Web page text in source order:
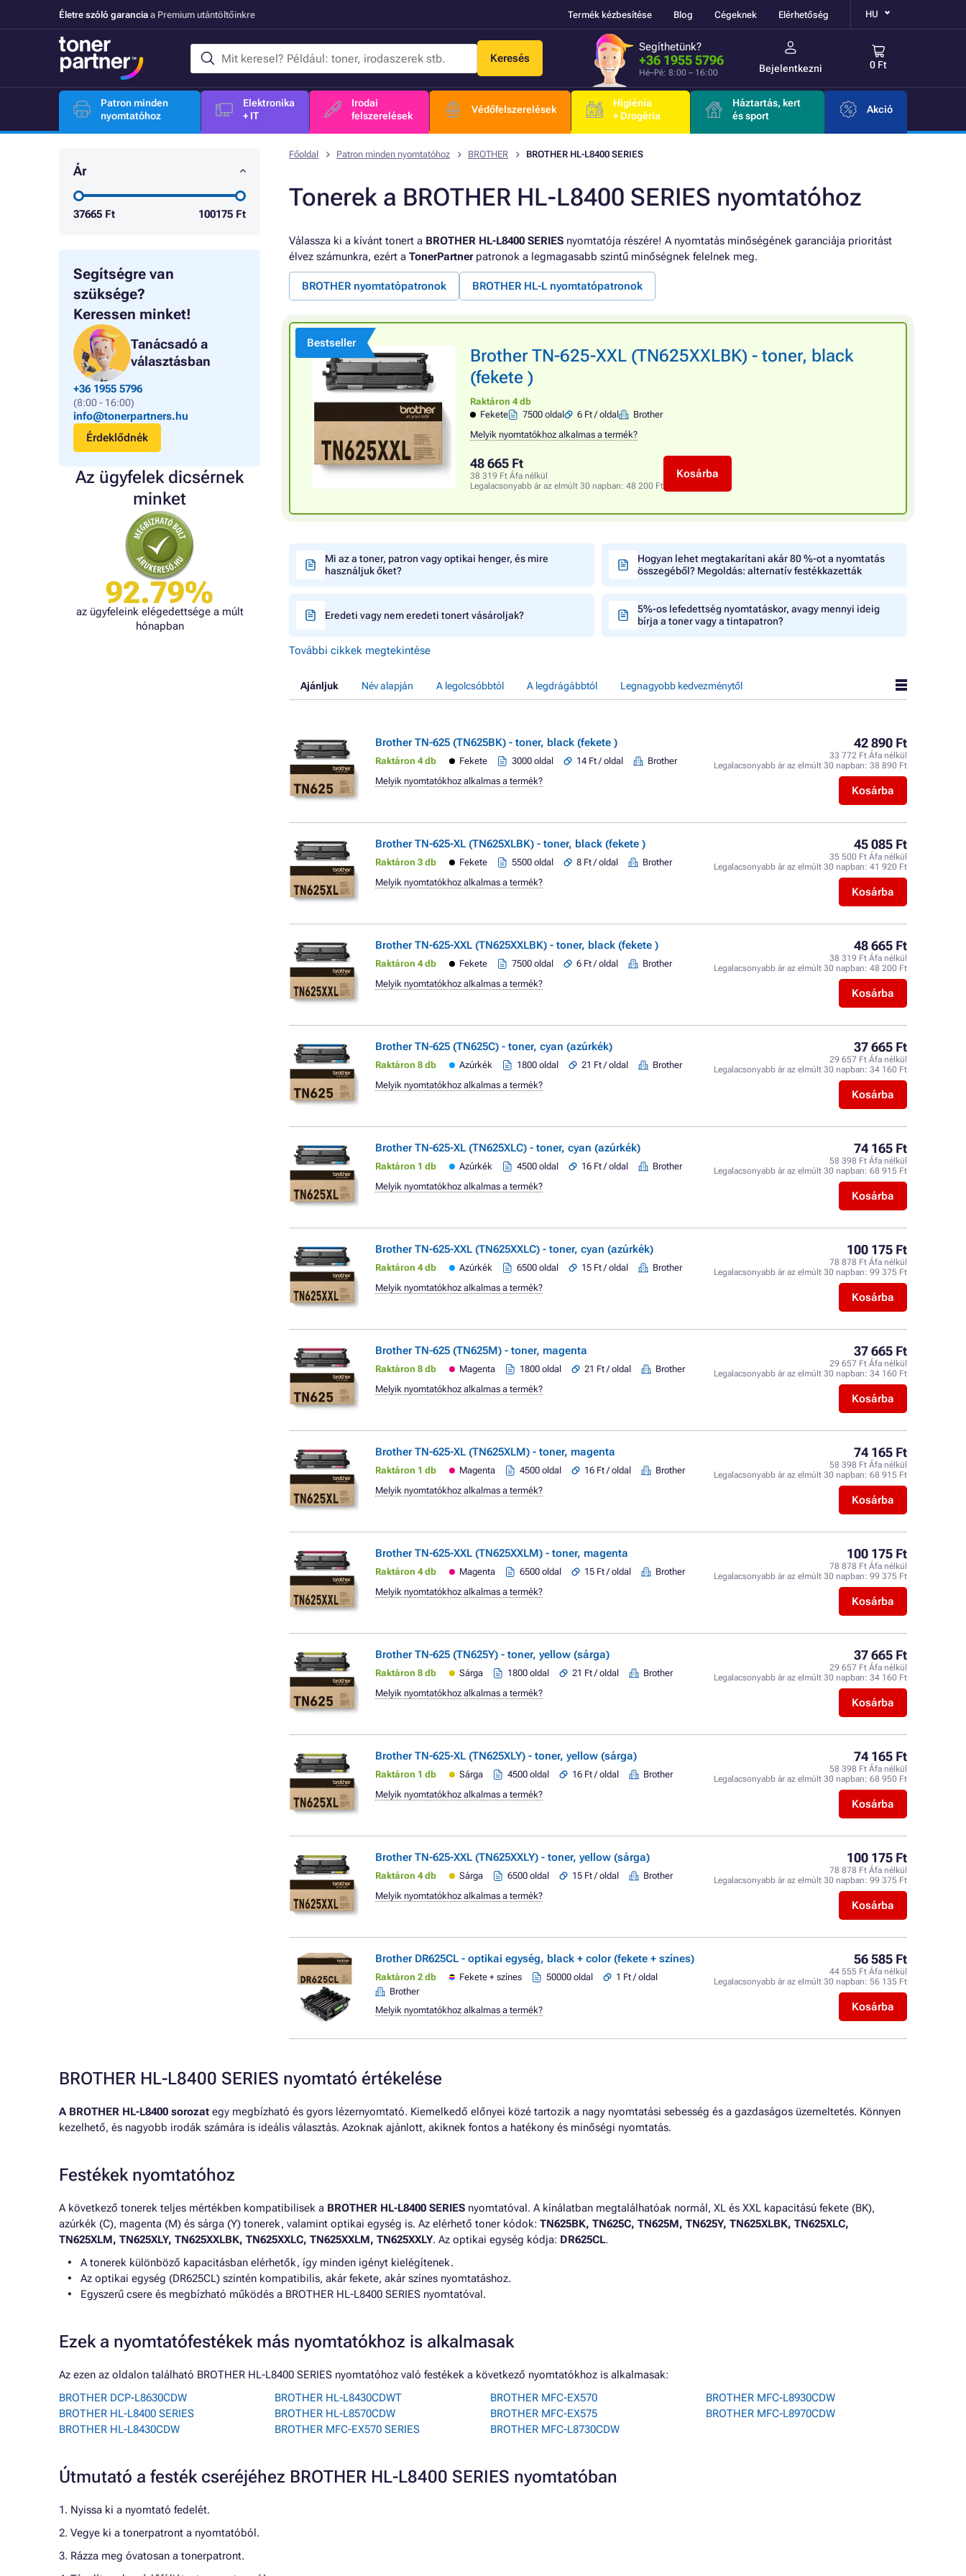
Életre szóló garancia a Premium utántöltőinkre Termék kézbesítése Blog Cégeknek Elérhetőség HU
Keresés
Segíthetünk?
+36 1955 5796
Hé–Pé: 8:00 – 16:00 Bejelentkezni 0 Ft
Patron minden
nyomtatóhoz
Elektronika
+ IT
Irodai
felszerelések
Védőfelszerelések
Higiénia
+ Drogéria
Háztartás, kert
és sport
Akció
Ár
37665 Ft 100175 Ft
Segítségre van
szüksége?
Keressen minket!
Tanácsadó a
választásban
+36 1955 5796
(8:00 - 16:00)
info@tonerpartners.hu
Érdeklődnék
Az ügyfelek dicsérnek
minket
92.79%
az ügyfeleink elégedettsége a múlt
hónapban
Főoldal Patron minden nyomtatóhoz BROTHER BROTHER HL-L8400 SERIES
Tonerek a BROTHER HL-L8400 SERIES nyomtatóhoz
Válassza ki a kívánt tonert a BROTHER HL-L8400 SERIES nyomtatója részére! A nyomtatás minőségének garanciája prioritást
élvez számunkra, ezért a TonerPartnerpatronok a legmagasabb szintű minőségnek felelnek meg.
BROTHER nyomtatópatronok BROTHER HL-L nyomtatópatronok
Bestseller
Brother TN-625-XXL (TN625XXLBK) - toner, black
(fekete )
Raktáron 4 db
Fekete
7500 oldal 6 Ft / oldal
Brother
Melyik nyomtatókhoz alkalmas a termék?
48 665 Ft
38 319 Ft Áfa nélkül
Legalacsonyabb ár az elmúlt 30 napban: 48 200 Ft
Kosárba
Mi az a toner, patron vagy optikai henger, és mire
használjuk őket?
Hogyan lehet megtakarítani akár 80 %-ot a nyomtatás
összegéből? Megoldás: alternatív festékkazetták
Eredeti vagy nem eredeti tonert vásároljak?
5%-os lefedettség nyomtatáskor, avagy mennyi ideig
bírja a toner vagy a tintapatron?
További cikkek megtekintése
Ajánljuk Név alapján A legolcsóbbtól A legdrágábbtól Legnagyobb kedvezménytől
Brother TN-625 (TN625BK) - toner, black (fekete )
Raktáron 4 db Fekete 3000 oldal 14 Ft / oldal Brother
42 890 Ft
33 772 Ft Áfa nélkül
Legalacsonyabb ár az elmúlt 30 napban: 38 890 Ft
Kosárba
Melyik nyomtatókhoz alkalmas a termék?
Brother TN-625-XL (TN625XLBK) - toner, black (fekete )
Raktáron 3 db Fekete 5500 oldal 8 Ft / oldal Brother
45 085 Ft
35 500 Ft Áfa nélkül
Legalacsonyabb ár az elmúlt 30 napban: 41 920 Ft
Kosárba
Melyik nyomtatókhoz alkalmas a termék?
Brother TN-625-XXL (TN625XXLBK) - toner, black (fekete )
Raktáron 4 db Fekete 7500 oldal 6 Ft / oldal Brother
48 665 Ft
38 319 Ft Áfa nélkül
Legalacsonyabb ár az elmúlt 30 napban: 48 200 Ft
Kosárba
Melyik nyomtatókhoz alkalmas a termék?
Brother TN-625 (TN625C) - toner, cyan (azúrkék)
Raktáron 8 db Azúrkék 1800 oldal 21 Ft / oldal Brother
37 665 Ft
29 657 Ft Áfa nélkül
Legalacsonyabb ár az elmúlt 30 napban: 34 160 Ft
Kosárba
Melyik nyomtatókhoz alkalmas a termék?
Brother TN-625-XL (TN625XLC) - toner, cyan (azúrkék)
Raktáron 1 db Azúrkék 4500 oldal 16 Ft / oldal Brother
74 165 Ft
58 398 Ft Áfa nélkül
Legalacsonyabb ár az elmúlt 30 napban: 68 915 Ft
Kosárba
Melyik nyomtatókhoz alkalmas a termék?
Brother TN-625-XXL (TN625XXLC) - toner, cyan (azúrkék)
Raktáron 4 db Azúrkék 6500 oldal 15 Ft / oldal Brother
100 175 Ft
78 878 Ft Áfa nélkül
Legalacsonyabb ár az elmúlt 30 napban: 99 375 Ft
Kosárba
Melyik nyomtatókhoz alkalmas a termék?
Brother TN-625 (TN625M) - toner, magenta
Raktáron 8 db Magenta 1800 oldal 21 Ft / oldal Brother
37 665 Ft
29 657 Ft Áfa nélkül
Legalacsonyabb ár az elmúlt 30 napban: 34 160 Ft
Kosárba
Melyik nyomtatókhoz alkalmas a termék?
Brother TN-625-XL (TN625XLM) - toner, magenta
Raktáron 1 db Magenta 4500 oldal 16 Ft / oldal Brother
74 165 Ft
58 398 Ft Áfa nélkül
Legalacsonyabb ár az elmúlt 30 napban: 68 915 Ft
Kosárba
Melyik nyomtatókhoz alkalmas a termék?
Brother TN-625-XXL (TN625XXLM) - toner, magenta
Raktáron 4 db Magenta 6500 oldal 15 Ft / oldal Brother
100 175 Ft
78 878 Ft Áfa nélkül
Legalacsonyabb ár az elmúlt 30 napban: 99 375 Ft
Kosárba
Melyik nyomtatókhoz alkalmas a termék?
Brother TN-625 (TN625Y) - toner, yellow (sárga)
Raktáron 8 db Sárga 1800 oldal 21 Ft / oldal Brother
37 665 Ft
29 657 Ft Áfa nélkül
Legalacsonyabb ár az elmúlt 30 napban: 34 160 Ft
Kosárba
Melyik nyomtatókhoz alkalmas a termék?
Brother TN-625-XL (TN625XLY) - toner, yellow (sárga)
Raktáron 1 db Sárga 4500 oldal 16 Ft / oldal Brother
74 165 Ft
58 398 Ft Áfa nélkül
Legalacsonyabb ár az elmúlt 30 napban: 68 950 Ft
Kosárba
Melyik nyomtatókhoz alkalmas a termék?
Brother TN-625-XXL (TN625XXLY) - toner, yellow (sárga)
Raktáron 4 db Sárga 6500 oldal 15 Ft / oldal Brother
100 175 Ft
78 878 Ft Áfa nélkül
Legalacsonyabb ár az elmúlt 30 napban: 99 375 Ft
Kosárba
Melyik nyomtatókhoz alkalmas a termék?
Brother DR625CL - optikai egység, black + color (fekete + színes)
Raktáron 2 db Fekete + színes 50000 oldal
1 Ft / oldal
Brother
56 585 Ft
44 555 Ft Áfa nélkül
Legalacsonyabb ár az elmúlt 30 napban: 56 135 Ft
Kosárba
Melyik nyomtatókhoz alkalmas a termék?
BROTHER HL-L8400 SERIES nyomtató értékelése
A BROTHER HL-L8400 sorozat egy megbízható és gyors lézernyomtató. Kiemelkedő előnyei közé tartozik a nagy nyomtatási sebesség és a gazdaságos üzemeltetés. Könnyen
kezelhető, és nagyobb irodák számára is ideális választás. Azoknak ajánlott, akiknek fontos a hatékony és minőségi nyomtatás.
Festékek nyomtatóhoz
A következő tonerek teljes mértékben kompatibilisek a BROTHER HL-L8400 SERIES nyomtatóval. A kínálatban megtalálhatóak normál, XL és XXL kapacitású fekete (BK),
azúrkék (C), magenta (M) és sárga (Y) tonerek, valamint optikai egység is. Az elérhető toner kódok: TN625BK, TN625C, TN625M, TN625Y, TN625XLBK, TN625XLC,
TN625XLM, TN625XLY, TN625XXLBK, TN625XXLC, TN625XXLM, TN625XXLY. Az optikai egység kódja: DR625CL.
A tonerek különböző kapacitásban elérhetők, így minden igényt kielégítenek.
Az optikai egység (DR625CL) szintén kompatibilis, akár fekete, akár színes nyomtatáshoz.
Egyszerű csere és megbízható működés a BROTHER HL-L8400 SERIES nyomtatóval.
Ezek a nyomtatófestékek más nyomtatókhoz is alkalmasak
Az ezen az oldalon található BROTHER HL-L8400 SERIES nyomtatóhoz való festékek a következő nyomtatókhoz is alkalmasak:
BROTHER DCP-L8630CDW
BROTHER HL-L8400 SERIES
BROTHER HL-L8430CDW
BROTHER HL-L8430CDWT
BROTHER HL-L8570CDW
BROTHER MFC-EX570 SERIES
BROTHER MFC-EX570
BROTHER MFC-EX575
BROTHER MFC-L8730CDW
BROTHER MFC-L8930CDW
BROTHER MFC-L8970CDW
Útmutató a festék cseréjéhez BROTHER HL-L8400 SERIES nyomtatóban
1. Nyissa ki a nyomtató fedelét.
2. Vegye ki a tonerpatront a nyomtatóból.
3. Rázza meg óvatosan a tonerpatront.